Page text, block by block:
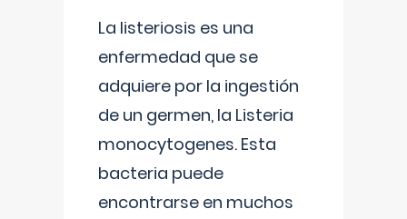
La listeriosis es una
enfermedad que se
adquiere por la ingestión
de un germen, la Listeria
monocytogenes. Esta
bacteria puede
encontrarse en muchos